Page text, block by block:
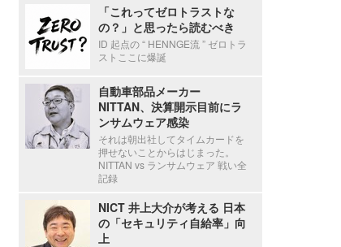
「これってゼロトラストな
の？」と思ったら読むべき
ID 起点の “ HENNGE流 ” ゼロトラ
ストここに爆誕
自動車部品メーカー
NITTAN、決算開示目前にラ
ンサムウェア感染
それは朝出社してタイムカードを
押せないことからはじまった。
NITTAN vs ランサムウェア 戦い全
記録
NICT 井上大介が考える 日本
の「セキュリティ自給率」向
上